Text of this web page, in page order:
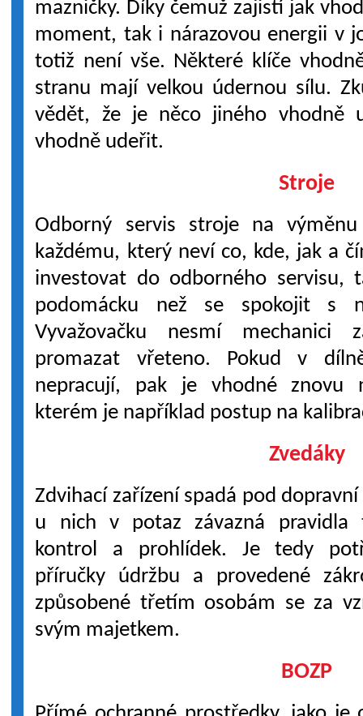
mazničky. Díky čemuž zajistí jak
moment, tak i nárazovou energii v
totiž není vše. Některé klíče
stranu mají velkou údernou sílu.
vědět, že je něco jiného vhodně
vhodně udeřit.
Stroje
Odborný servis stroje na
každému, který neví co, kde, jak a
investovat do odborného servisu,
podomácku než se spokojit s
Vyvažovačku nesmí mechanici
promazat vřeteno. Pokud v
nepracují, pak je vhodné znovu
kterém je například postup na
Zvedáky
Zdvihací zařízení spadá pod
u nich v potaz závazná pravidla
kontrol a prohlídek. Je tedy
příručky údržbu a provedené
způsobené třetím osobám se za
svým majetkem.
BOZP